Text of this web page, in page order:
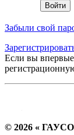
Забыли свой
Если вы впервые
© 2026 «